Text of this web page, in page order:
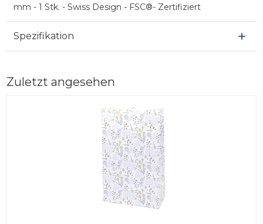
mm - 1 Stk. - Swiss Design - FSC®- Zertifiziert
Spezifikation
Zuletzt angesehen